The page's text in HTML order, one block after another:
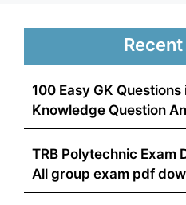
100 Easy GK
Knowledge Question
TRB Polytechnic Exam
All group exam pdf